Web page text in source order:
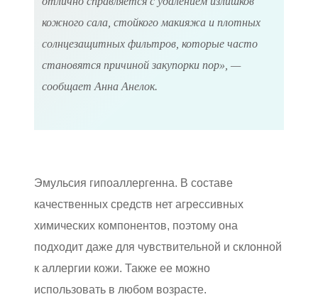
кожного сала, стойкого макияжа и плотных
солнцезащитных фильтров, которые часто
становятся причиной закупорки пор», —
сообщает Анна Анелок.
Эмульсия гипоаллергенна. В составе
качественных средств нет агрессивных
химических компонентов, поэтому она
подходит даже для чувствительной и склонной
к аллергии кожи. Также ее можно
использовать в любом возрасте.